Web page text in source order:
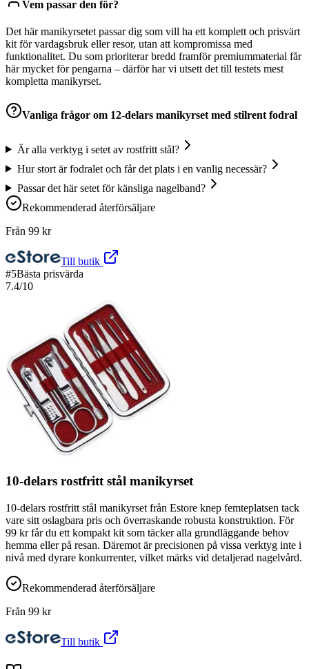
Vem passar den för?
Det här manikyrsetet passar dig som vill ha ett komplett och prisvärt
kit för vardagsbruk eller resor, utan att kompromissa med
funktionalitet. Du som prioriterar bredd framför premiummaterial får
här mycket för pengarna – därför har vi utsett det till testets mest
kompletta manikyrset.
Vanliga frågor om 12-delars manikyrset med stilrent fodral
Är alla verktyg i setet av rostfritt stål?
Hur stort är fodralet och får det plats i en vanlig necessär?
Passar det här setet för känsliga nagelband?
Rekommenderad återförsäljare
Från 99 kr
Till butik
#5Bästa prisvärda
7.4/10
10-delars rostfritt stål manikyrset
10-delars rostfritt stål manikyrset från Estore knep femteplatsen tack
vare sitt oslagbara pris och överraskande robusta konstruktion. För
99 kr får du ett kompakt kit som täcker alla grundläggande behov
hemma eller på resan. Däremot är precisionen på vissa verktyg inte i
nivå med dyrare konkurrenter, vilket märks vid detaljerad nagelvård.
Rekommenderad återförsäljare
Från 99 kr
Till butik